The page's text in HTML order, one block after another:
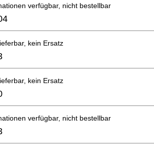
verfügbar, nicht bestellbar
kein Ersatz
kein Ersatz
verfügbar, nicht bestellbar